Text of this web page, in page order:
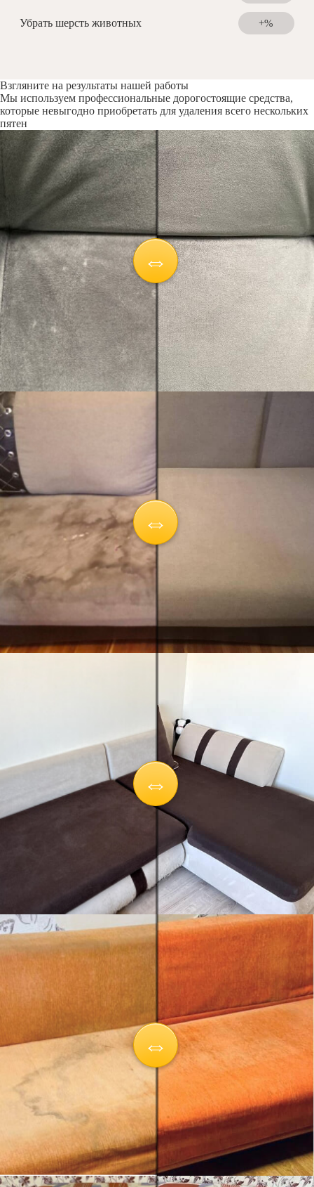
Убрать шерсть животных +%
Взгляните на результаты нашей работы
Мы используем профессиональные дорогостоящие средства,
которые невыгодно приобретать для удаления всего нескольких
пятен